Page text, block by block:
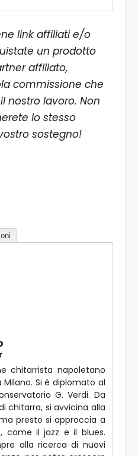
link affiliati e/o
un prodotto
affiliato,
commissione che
nostro lavoro. Non
lo stesso
sostegno!
chitarrista napoletano
Si è diplomato al
G. Verdi. Da
chitarra, si avvicina alla
presto si approccia a
come il jazz e il blues.
alla ricerca di nuovi